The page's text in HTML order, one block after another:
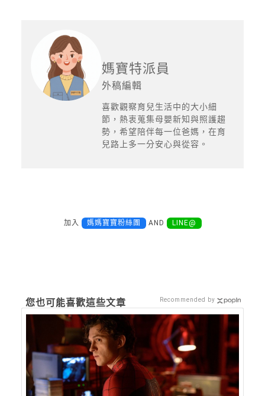
媽寶特派員
外稿編輯
喜歡觀察育兒生活中的大小細
節，熱衷蒐集母嬰新知與照護趨
勢，希望陪伴每一位爸媽，在育
兒路上多一分安心與從容。
加入 媽媽寶寶粉絲團 AND LINE@
您也可能喜歡這些文章 Recommended by